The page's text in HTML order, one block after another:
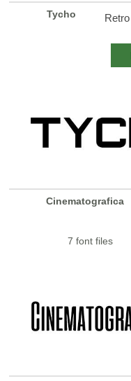
Tycho Retro
Cinematografica
7 font files